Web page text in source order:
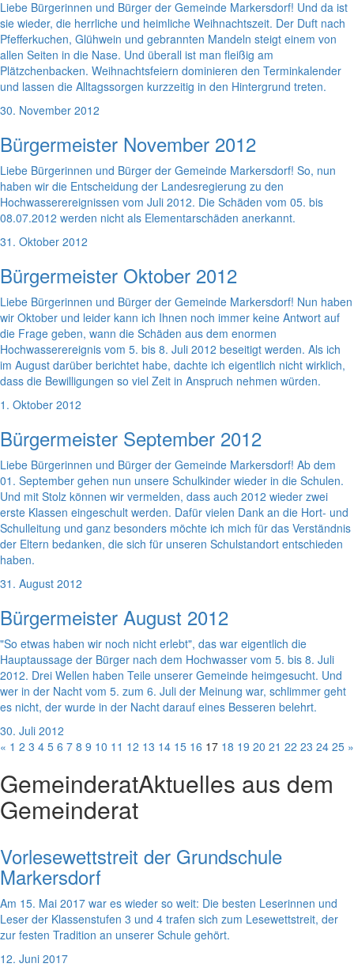
Liebe Bürgerinnen und Bürger der Gemeinde Markersdorf! Und da ist
sie wieder, die herrliche und heimliche Weihnachtszeit. Der Duft nach
Pfefferkuchen, Glühwein und gebrannten Mandeln steigt einem von
allen Seiten in die Nase. Und überall ist man fleißig am
Plätzchenbacken. Weihnachtsfeiern dominieren den Terminkalender
und lassen die Alltagssorgen kurzzeitig in den Hintergrund treten.
30. November 2012
Bürgermeister November 2012
Liebe Bürgerinnen und Bürger der Gemeinde Markersdorf! So, nun
haben wir die Entscheidung der Landesregierung zu den
Hochwasserereignissen vom Juli 2012. Die Schäden vom 05. bis
08.07.2012 werden nicht als Elementarschäden anerkannt.
31. Oktober 2012
Bürgermeister Oktober 2012
Liebe Bürgerinnen und Bürger der Gemeinde Markersdorf! Nun haben
wir Oktober und leider kann ich Ihnen noch immer keine Antwort auf
die Frage geben, wann die Schäden aus dem enormen
Hochwasserereignis vom 5. bis 8. Juli 2012 beseitigt werden. Als ich
im August darüber berichtet habe, dachte ich eigentlich nicht wirklich,
dass die Bewilligungen so viel Zeit in Anspruch nehmen würden.
1. Oktober 2012
Bürgermeister September 2012
Liebe Bürgerinnen und Bürger der Gemeinde Markersdorf! Ab dem
01. September gehen nun unsere Schulkinder wieder in die Schulen.
Und mit Stolz können wir vermelden, dass auch 2012 wieder zwei
erste Klassen eingeschult werden. Dafür vielen Dank an die Hort- und
Schulleitung und ganz besonders möchte ich mich für das Verständnis
der Eltern bedanken, die sich für unseren Schulstandort entschieden
haben.
31. August 2012
Bürgermeister August 2012
"So etwas haben wir noch nicht erlebt", das war eigentlich die
Hauptaussage der Bürger nach dem Hochwasser vom 5. bis 8. Juli
2012. Drei Wellen haben Teile unserer Gemeinde heimgesucht. Und
wer in der Nacht vom 5. zum 6. Juli der Meinung war, schlimmer geht
es nicht, der wurde in der Nacht darauf eines Besseren belehrt.
30. Juli 2012
« 1 2 3 4 5 6 7 8 9 10 11 12 13 14 15 16 17 18 19 20 21 22 23 24 25 »
GemeinderatAktuelles aus dem
Gemeinderat
Vorlesewettstreit der Grundschule
Markersdorf
Am 15. Mai 2017 war es wieder so weit: Die besten Leserinnen und
Leser der Klassenstufen 3 und 4 trafen sich zum Lesewettstreit, der
zur festen Tradition an unserer Schule gehört.
12. Juni 2017